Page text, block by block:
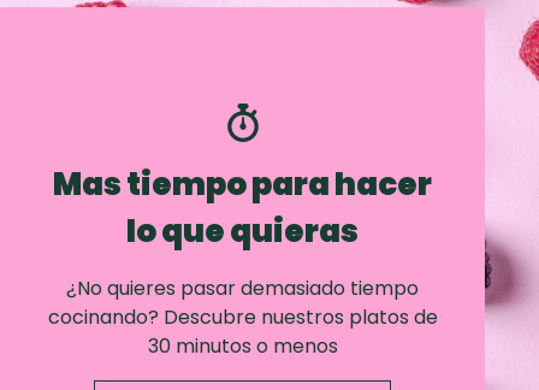
Mas tiempo para hacer
lo que quieras
¿No quieres pasar demasiado tiempo
cocinando? Descubre nuestros platos de
30 minutos o menos